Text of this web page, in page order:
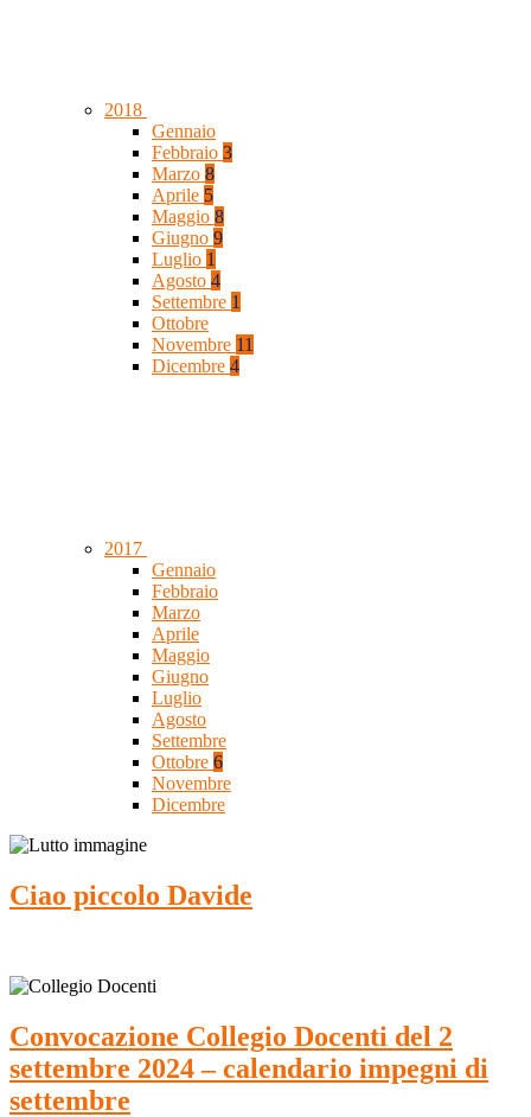
2018
Gennaio
Febbraio 3
Marzo 8
Aprile 5
Maggio 8
Giugno 9
Luglio 1
Agosto 4
Settembre 1
Ottobre
Novembre 11
Dicembre 4
2017
Gennaio
Febbraio
Marzo
Aprile
Maggio
Giugno
Luglio
Agosto
Settembre
Ottobre 6
Novembre
Dicembre
Ciao piccolo Davide
Convocazione Collegio Docenti del 2
settembre 2024 – calendario impegni di
settembre